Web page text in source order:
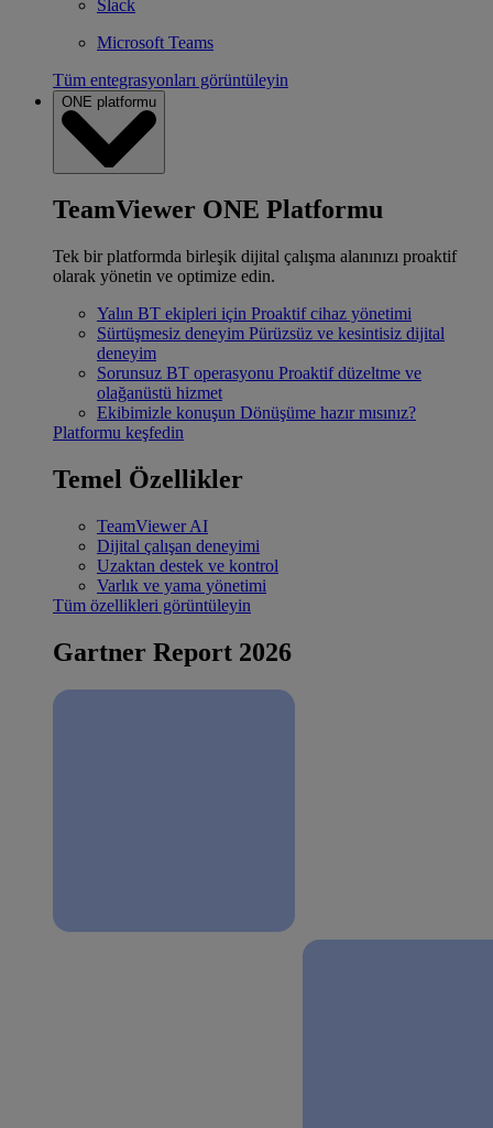
Slack
Microsoft Teams
Tüm entegrasyonları görüntüleyin
ONE platformu
TeamViewer ONE Platformu
Tek bir platformda birleşik dijital çalışma alanınızı proaktif
olarak yönetin ve optimize edin.
Yalın BT ekipleri için Proaktif cihaz yönetimi
Sürtüşmesiz deneyim Pürüzsüz ve kesintisiz dijital
deneyim
Sorunsuz BT operasyonu Proaktif düzeltme ve
olağanüstü hizmet
Ekibimizle konuşun Dönüşüme hazır mısınız?
Platformu keşfedin
Temel Özellikler
TeamViewer AI
Dijital çalışan deneyimi
Uzaktan destek ve kontrol
Varlık ve yama yönetimi
Tüm özellikleri görüntüleyin
Gartner Report 2026